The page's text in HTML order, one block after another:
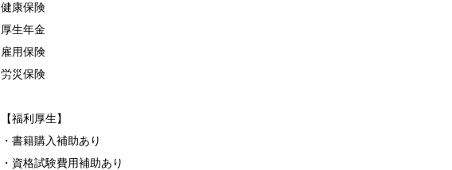
健康保険
厚生年金
雇用保険
労災保険
【福利厚生】
・書籍購入補助あり
・資格試験費用補助あり